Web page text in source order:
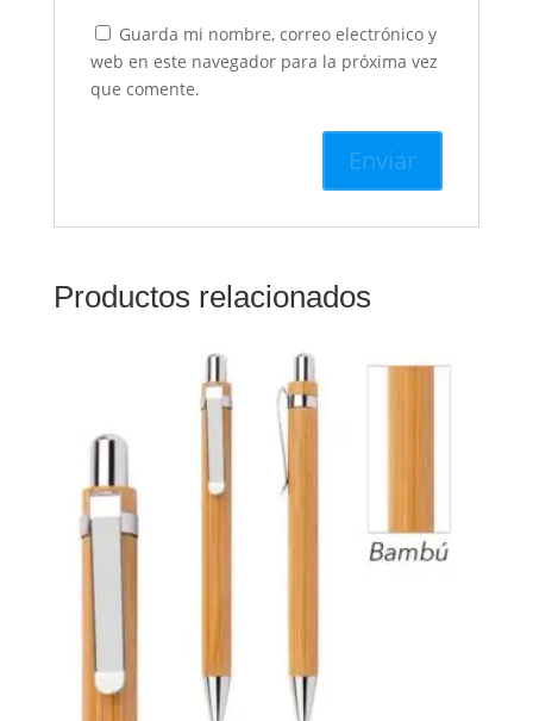
Guarda mi nombre, correo electrónico y
web en este navegador para la próxima vez
que comente.
Productos relacionados